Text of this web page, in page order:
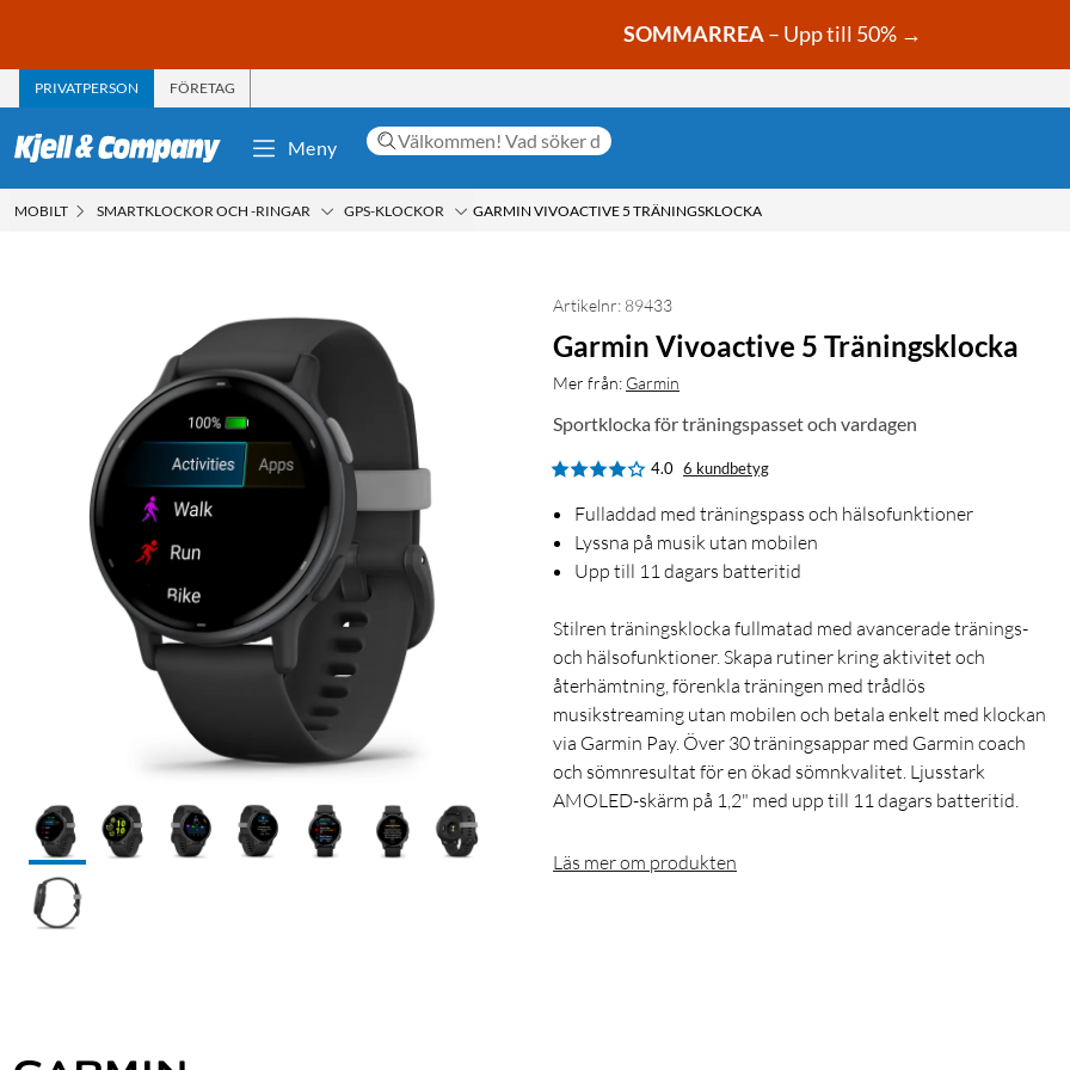
SOMMARREA– Upp till 50% →
PRIVATPERSON FÖRETAG
Meny
MOBILT SMARTKLOCKOR OCH -RINGAR GPS-KLOCKOR GARMIN VIVOACTIVE 5 TRÄNINGSKLOCKA
Artikelnr: 89433
Garmin Vivoactive 5 Träningsklocka
Mer från: Garmin
Sportklocka för träningspasset och vardagen
4.0 6 kundbetyg
Fulladdad med träningspass och hälsofunktioner
Lyssna på musik utan mobilen
Upp till 11 dagars batteritid
Stilren träningsklocka fullmatad med avancerade tränings-
och hälsofunktioner. Skapa rutiner kring aktivitet och
återhämtning, förenkla träningen med trådlös
musikstreaming utan mobilen och betala enkelt med klockan
via Garmin Pay. Över 30 träningsappar med Garmin coach
och sömnresultat för en ökad sömnkvalitet. Ljusstark
AMOLED-skärm på 1,2" med upp till 11 dagars batteritid.
Läs mer om produkten